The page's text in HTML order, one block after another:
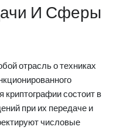
И Сферы
отрасль о техниках
криптографии состоит в
при их передаче и
числовые